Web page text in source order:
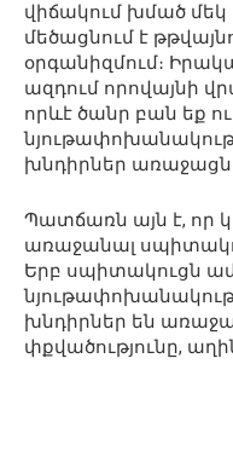
վիճակում խմած
մեծացնում է
օրգանիզմում։
ազդում որովայնի
որևէ ծանր բան եք
խնդիրներ
Պատճառն այն է, որ
առաջանալ
Երբ սպիտակուցն
խնդիրներ են
փքվածությունը,